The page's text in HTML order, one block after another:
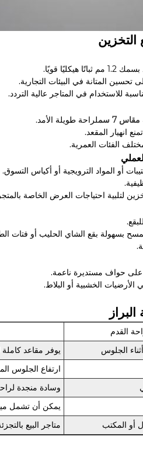
التخزين
قويًا.
المتانة في البيئات التجارية.
7 سم
لراحة طويلة الأمد.
انهيار المقعد.
أو المواد الترويجية أو أكياس التسوق.
لتلبية احتياجات العرض الخاصة
بسهولة بقع الشاي الحليب أو فتات
على حواف مستديرة ناعمة.
الخشبية أو البلاط.
القدم
الجلوس
يوفر مقاعد
ارتفاع الجلوس
وسادة منجدة
يمكن أن تشمل
أو المكتب متاجر البيع